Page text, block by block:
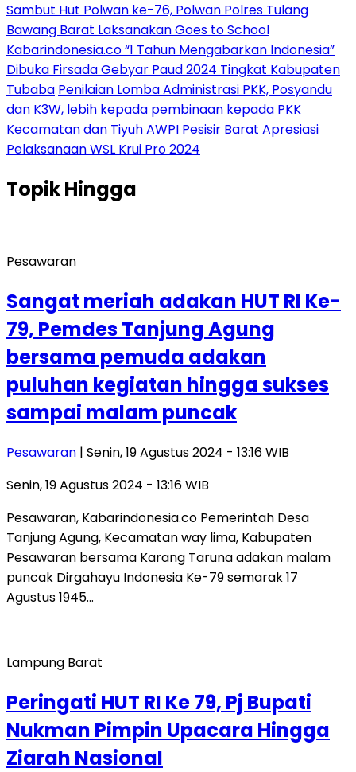
Sambut Hut Polwan ke-76, Polwan Polres Tulang
Bawang Barat Laksanakan Goes to School
Kabarindonesia.co “1 Tahun Mengabarkan Indonesia”
Dibuka Firsada Gebyar Paud 2024 Tingkat Kabupaten
Tubaba Penilaian Lomba Administrasi PKK, Posyandu
dan K3W, lebih kepada pembinaan kepada PKK
Kecamatan dan TiyuhAWPI Pesisir Barat Apresiasi
Pelaksanaan WSL Krui Pro 2024
TopikHingga
Pesawaran
Sangat meriah adakan HUT RI Ke-
79, Pemdes Tanjung Agung
bersama pemuda adakan
puluhan kegiatan hingga sukses
sampai malam puncak
Pesawaran | Senin, 19 Agustus 2024 - 13:16 WIB
Senin, 19 Agustus 2024 - 13:16 WIB
Pesawaran, Kabarindonesia.co Pemerintah Desa
Tanjung Agung, Kecamatan way lima, Kabupaten
Pesawaran bersama Karang Taruna adakan malam
puncak Dirgahayu Indonesia Ke-79 semarak 17
Agustus 1945…
Lampung Barat
Peringati HUT RI Ke 79, Pj Bupati
Nukman Pimpin Upacara Hingga
Ziarah Nasional